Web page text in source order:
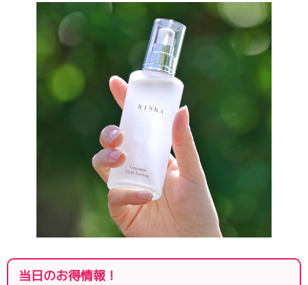
当日のお得情報！